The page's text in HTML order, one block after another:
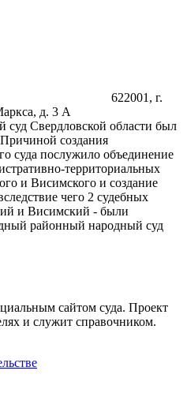
622001, г.
д. 3 А
Свердловской области был
создания
суда послужило объединение
территориальных
и Висимского и создание
чего 2 судебных
и Висимский - были
районный народный суд
сайтом суда. Проект
и служит справочником.